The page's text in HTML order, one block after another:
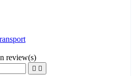
review(s)
 